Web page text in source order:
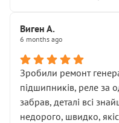
Виген А.
6 months ago
Зробили ремонт
підшипників, реле за
забрав, деталі всі
недорого, швидко,